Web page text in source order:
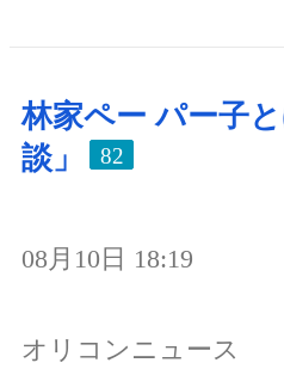
林家ペー パー子
談」
82
08月10日 18:19
オリコンニュース